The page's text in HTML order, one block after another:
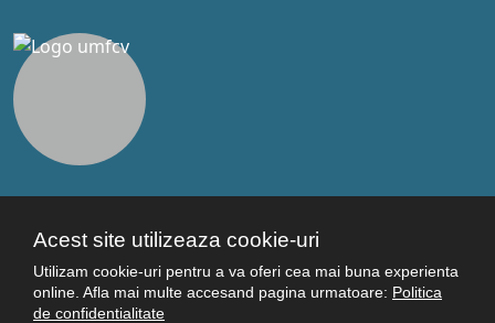
Acest site utilizeaza cookie-uri
Utilizam cookie-uri pentru a va oferi cea mai buna experienta
online. Afla mai multe accesand pagina urmatoare: Politica
de confidentialitate
Studenţi
Facultăţi
Cercetare